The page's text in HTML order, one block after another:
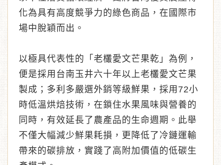
化為具有高度競爭力的綠色商品，在國際市
場中脫穎而出。
以極具代表性的「老欉愛文芒果乾」為例，
便是採用台南玉井六十年以上老欉愛文芒果
製成；多利多嚴選外銷等級鮮果，採用72小
時低溫烘焙技術，在鎖住水果風味與營養的
同時，有效延長了農產品的生命週期。此舉
不僅大幅減少鮮果耗損，更降低了冷鏈運輸
帶來的碳排放，實踐了高附加價值的低碳生